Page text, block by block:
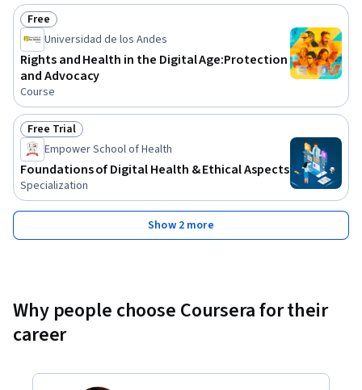
Status: Free
Free
Universidad de los Andes
Rights and Health in the Digital Age:Protection
and Advocacy
Course
Status: Free Trial
Free Trial
Empower School of Health
Foundations of Digital Health & Ethical Aspects
Specialization
Show 2 more
Why people choose Coursera for their
career